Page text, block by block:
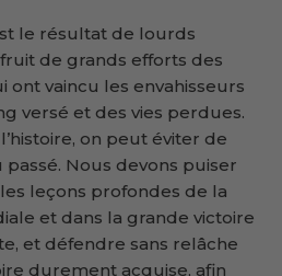
le résultat de lourds
de grands efforts des
vaincu les envahisseurs
versé et des vies perdues.
on peut éviter de
Nous devons puiser
leçons profondes de la
et dans la grande victoire
et défendre sans relâche
durement acquise, afin